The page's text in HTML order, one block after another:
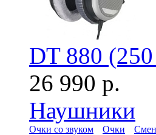
DT 880
26 990 р.
Наушники
Очки со звуком Очки